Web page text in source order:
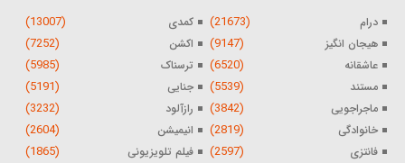
درام (21673) کمدی (13007)
هیجان انگیز (9147) اکشن (7252)
عاشقانه (6520) ترسناک (5985)
مستند (5539) جنایی (5191)
ماجراجویی (3842) رازآلود (3232)
خانوادگی (2819) انیمیشن (2604)
فانتزی (2597) فیلم تلویزیونی (1865)